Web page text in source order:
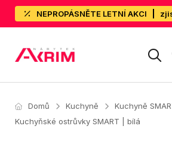
NEPROPÁSNĚTE LETNÍ AKCI
Domů Kuchyně
Kuchyně
Kuchyňské ostrůvky SMART | bílá